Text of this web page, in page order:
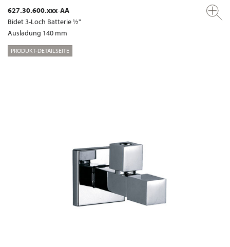
627.30.600.xxx-AA
Bidet 3-Loch Batterie ½"
Ausladung 140 mm
PRODUKT-DETAILSEITE